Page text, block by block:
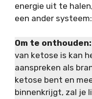
energie uit te
een ander
Om te onthouden:
van ketose is kan
aanspreken als
ketose bent en
binnenkrijgt, zal je